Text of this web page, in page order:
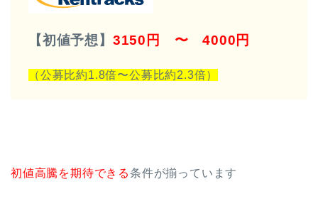
【初値予想】 3150円 〜 4000円
（公募比約1.8倍〜公募比約2.3倍）
初値高騰を期待できる条件が揃っています